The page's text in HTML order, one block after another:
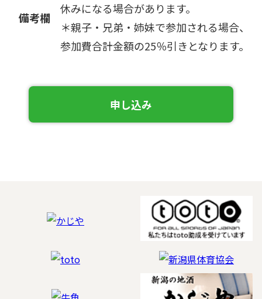
備考欄
休みになる場合があります。
＊親子・兄弟・姉妹で参加される場合、
参加費合計金額の25％引きとなります。
申し込み